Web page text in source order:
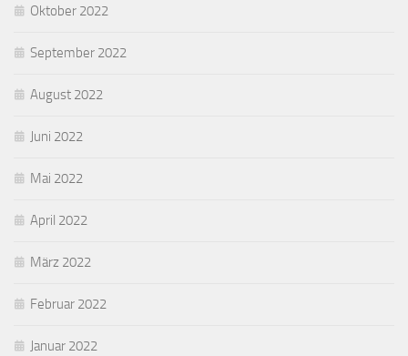
Oktober 2022
September 2022
August 2022
Juni 2022
Mai 2022
April 2022
März 2022
Februar 2022
Januar 2022